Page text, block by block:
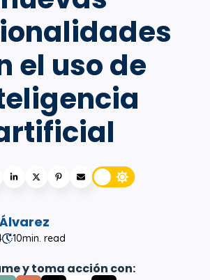
el uso de
10min. read
y toma acción con: